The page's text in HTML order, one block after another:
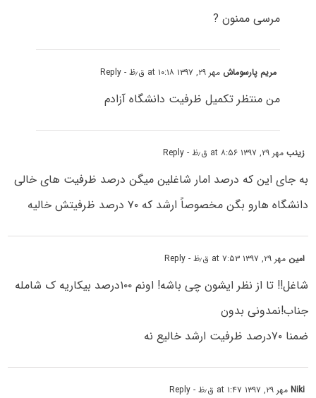
مرسی ممنون ?
مریم پارسوماش مهر ۲۹, ۱۳۹۷ at ۱۰:۱۸ ق٫ظ - Reply
من منتظر تکمیل ظرفیت دانشگاه آزادم
زینبمهر ۲۹, ۱۳۹۷ at ۸:۵۶ ق٫ظ - Reply
به جای این که درصد امار شاغلین میگن درصد ظرفیت های خالی
دانشگاه هارو بگن مخصوصاً ارشد که ۷۰ درصد ظرفیتش خالیه
امین مهر ۲۹, ۱۳۹۷ at ۷:۵۳ ق٫ظ - Reply
شاغل!! تا از نظر ایشون چی باشه! اونم ۱۰۰درصد بیکاریه ک شامله
جناب!نمدونی بدون
ضمنا ۷۰درصد ظرفیت ارشد خالیع نه
Nikiمهر ۲۹, ۱۳۹۷ at ۱:۴۷ ق٫ظ - Reply